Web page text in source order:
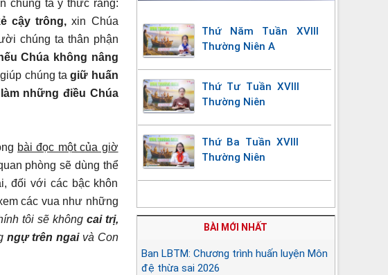
chúng ta ý thức rằng:
cậy trông, xin Chúa
chúng ta thân phận
Chúa không nâng
chúng tagiữ huấn
những điều Chúa
bài đọc một của giờ
phòng sẽ dùng thể
đối với các bậc khôn
các vua như những
tôi sẽ không cai trị,
ngự trên ngaivà Con
Thứ Năm Tuần XVIII
Thường Niên A
Thứ Tư Tuần XVIII
Thường Niên
Thứ Ba Tuần XVIII
Thường Niên
BÀI MỚI NHẤT
Ban LBTM: Chương trình huấn luyện Môn
đệ thừa sai 2026